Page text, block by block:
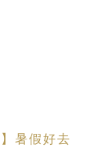
暑假好去